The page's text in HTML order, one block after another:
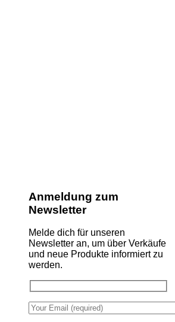
Anmeldung zum
Newsletter
Melde dich für unseren
Newsletter an, um über Verkäufe
und neue Produkte informiert zu
werden.